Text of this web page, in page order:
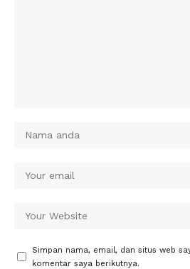
Simpan nama, email, dan situs web
komentar saya berikutnya.